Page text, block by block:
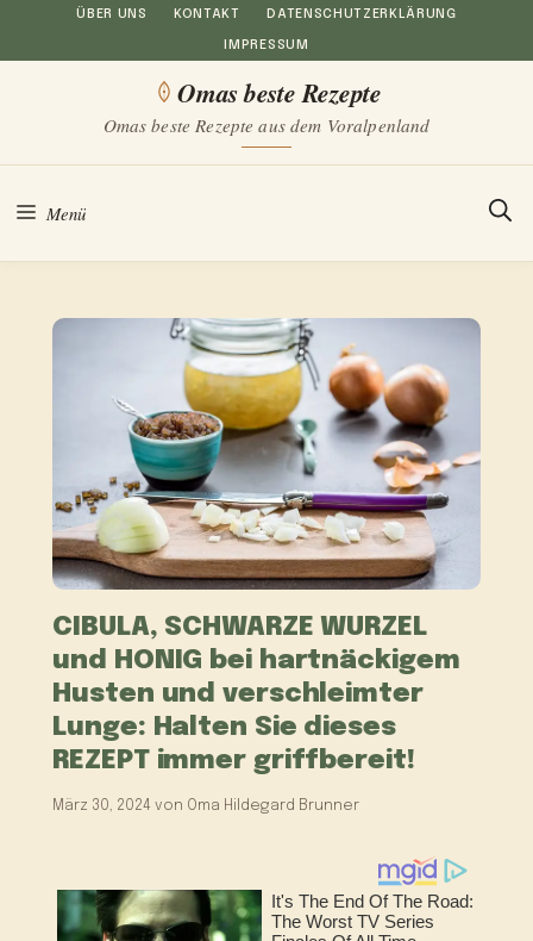
Inhalt
ÜBER UNS KONTAKT DATENSCHUTZERKLÄRUNG
IMPRESSUM
Omas beste Rezepte
Omas beste Rezepte aus dem Voralpenland
Menü
CIBULA, SCHWARZE WURZEL
und HONIG bei hartnäckigem
Husten und verschleimter
Lunge: Halten Sie dieses
REZEPT immer griffbereit!
März 30, 2024 von Oma Hildegard Brunner